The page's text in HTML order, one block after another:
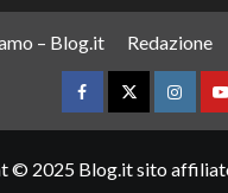
– Blog.it Redazione
FacebookTwitter
© 2025 Blog.it sito